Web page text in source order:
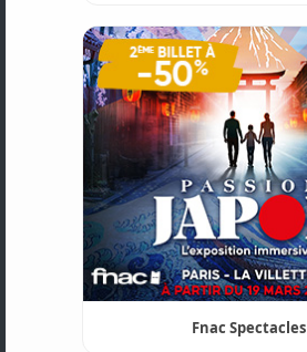
Fnac Spectacles